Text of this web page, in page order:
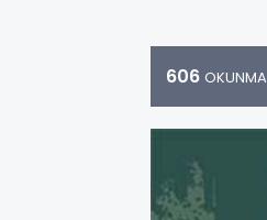
606 OKUNMA